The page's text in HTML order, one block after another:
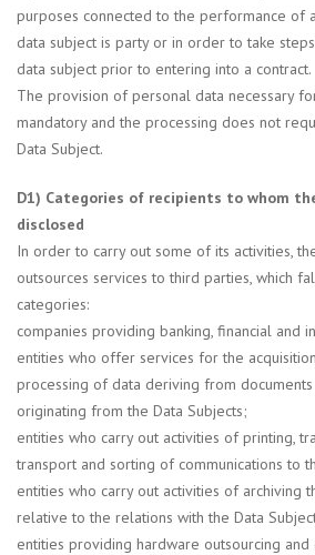
purposes connected to the performance of
data subject is party or in order to take
data subject prior to entering into a contract.
The provision of personal data necessary
mandatory and the processing does not
Data Subject.
D1) Categories of recipients to whom
disclosed
In order to carry out some of its activities,
outsources services to third parties, which
categories:
companies providing banking, financial and
entities who offer services for the
processing of data deriving from
originating from the Data Subjects;
entities who carry out activities of printing,
transport and sorting of communications to
entities who carry out activities of archiving
relative to the relations with the Data
entities providing hardware outsourcing and